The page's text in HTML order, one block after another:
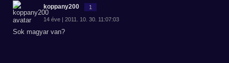
koppany200 1
14 éve | 2011. 10. 30. 11:07:03
Sok magyar van?